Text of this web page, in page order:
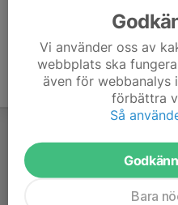
Vi använder oss av
webbplats ska
även för webbanalys
förbättra
Så
Bara